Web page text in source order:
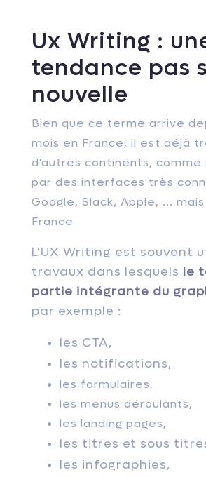
Ux Writing :
tendance pas
nouvelle
Bien que ce terme arrive
mois en France, il est déjà
d'autres continents, comme
par des interfaces très
Google, Slack, Apple, ...
France
L'UX Writing est souvent
travaux dans lesquels le
partie intégrante du
par exemple :
les CTA,
les notifications,
les formulaires,
les menus déroulants,
les landing pages,
les titres et sous
les infographies,